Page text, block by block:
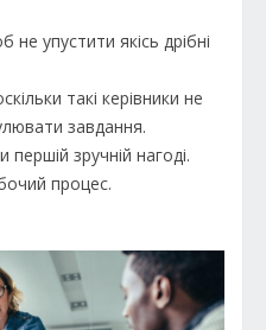
упустити якісь дрібні
такі керівники не
завдання.
першій зручній нагоді.
процес.